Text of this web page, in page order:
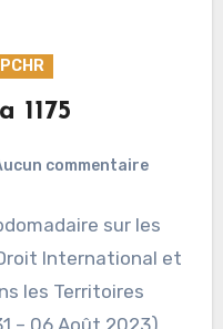
PCHR
1175
commentaire
sur les
International et
les Territoires
– 06 Août 2023)